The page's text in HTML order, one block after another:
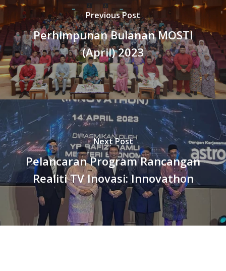
Previous Post
Perhimpunan Bulanan MOSTI
(April) 2023
Next Post
Pelancaran Program Rancangan
Realiti TV Inovasi: Innovathon